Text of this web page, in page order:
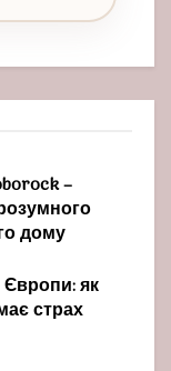
–
дому
Європи: як
страх